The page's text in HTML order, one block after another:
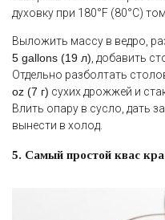
духовку при 180°F (80°C)
Выложить массу в ведро,
5 gallons (19 л), добавить
Отдельно разболтать
oz (7 г) сухих дрожжей и
Влить опару в сусло, дать
вынести в холод.
5. Самый простой квас